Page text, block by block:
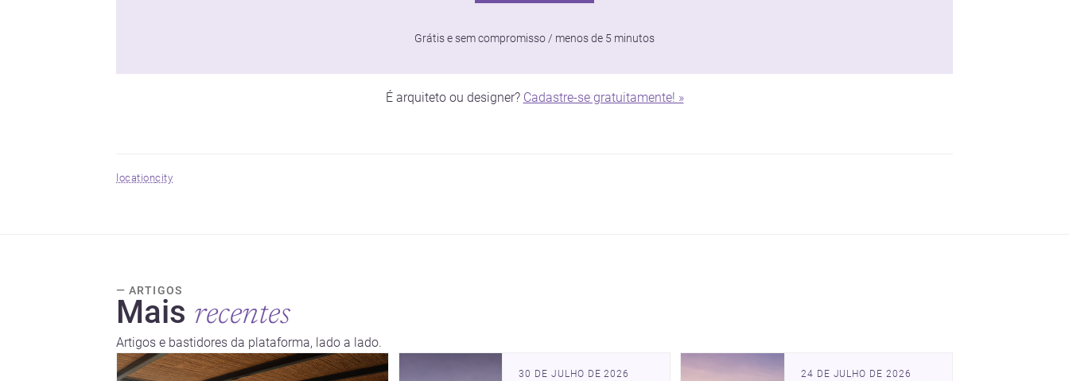
Grátis e sem compromisso / menos de 5 minutos
É arquiteto ou designer? Cadastre-se gratuitamente! »
locationcity
— ARTIGOS
Mais recentes
Artigos e bastidores da plataforma, lado a lado.
30 DE JULHO DE 2026 24 DE JULHO DE 2026